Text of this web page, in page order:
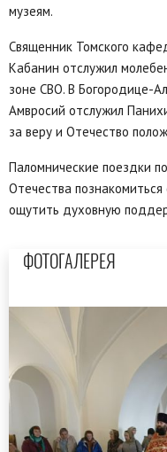
музеям.
Cвященник Томского
Кабанин отслужил
зоне СВО. В Богородице-
Амвросий отслужил
за веру и Отечество
Паломнические поездки
Отечества
ощутить духовную
ФОТОГАЛЕРЕЯ